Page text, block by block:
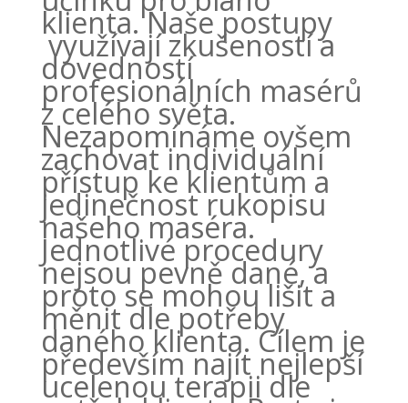
klienta. Naše postupy
využívají zkušeností a
dovedností
profesionálních masérů
z celého světa.
Nezapomínáme ovšem
zachovat individuální
přístup ke klientům a
jedinečnost rukopisu
našeho maséra.
Jednotlivé procedury
nejsou pevně dané, a
proto se mohou lišit a
měnit dle potřeby
daného klienta. Cílem je
především najít nejlepší
ucelenou terapii dle